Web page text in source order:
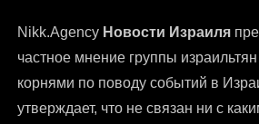
Nikk.Agency Новости Израиля
частное мнение группы
корнями по поводу событий в
утверждает, что не связан ни с